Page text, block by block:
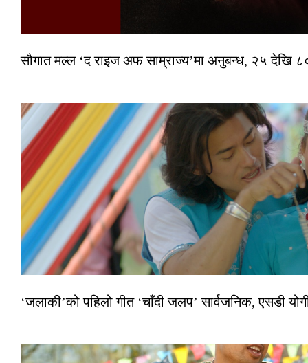
सौगात मल्ल ‘द राइज अफ साम्राज्य’मा अनुबन्ध, २५ देखि
‘जलाकी’को पहिलो गीत ‘चाँदी जलप’ सार्वजनिक, एसडी